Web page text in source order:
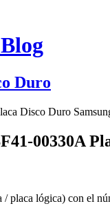
Duro
Disco Duro
00330A
placa lógica) con el